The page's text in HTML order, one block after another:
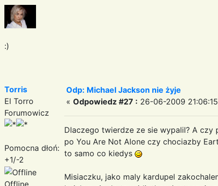
:)
Torris
El Torro
Forumowicz
Pomocna dłoń:
+1/-2
Offline
Odp: Michael Jackson nie żyje
« Odpowiedz #27 : 26-06-2009
Dlaczego twierdze ze sie wypalil? A
po You Are Not Alone czy chociazby
to samo co kiedys
Misiaczku, jako maly kardupel